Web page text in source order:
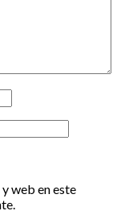
web en este